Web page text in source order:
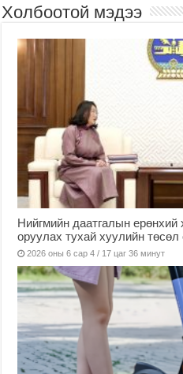
Холбоотой мэдээ
Нийгмийн даатгалын
оруулах тухай хуулийн
2026 оны 6 сар 4 / 17 цаг 36 минут